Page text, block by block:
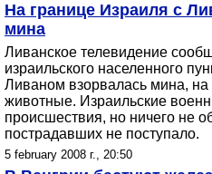
На границе Израиля с
мина
Ливанское телевидение
израильского населенного
Ливаном взорвалась мина, на
животные. Израильские
происшествия, но ничего не
пострадавших не поступало.
5 february 2008 г., 20:50